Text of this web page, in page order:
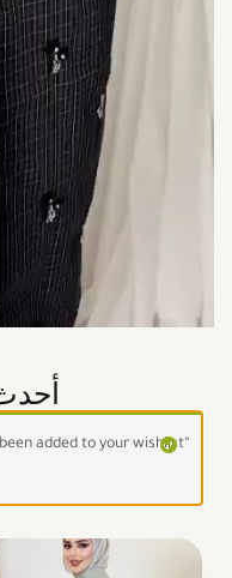
“Code t.c 24” has been added to your wishlist